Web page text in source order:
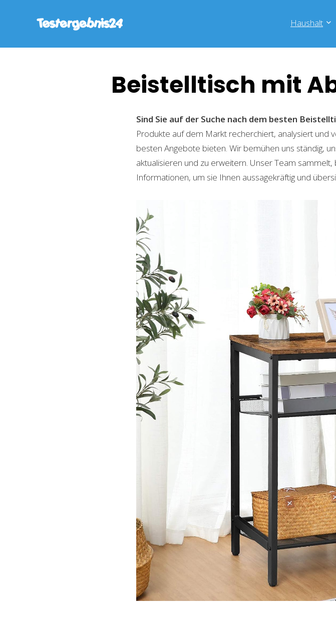
Haushalt
Beistelltisch mit
Sind Sie auf der Suche nach dem besten
Produkte auf dem Markt recherchiert, analysiert und
besten Angebote bieten. Wir bemühen uns ständig,
aktualisieren und zu erweitern. Unser Team
Informationen, um sie Ihnen aussagekräftig und